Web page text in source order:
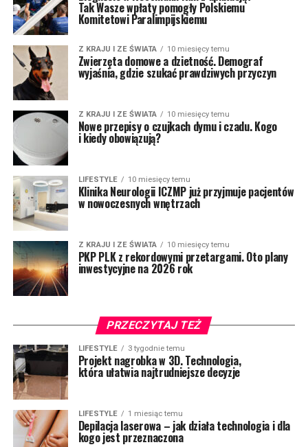
Tak Wasze wpłaty pomogły Polskiemu
Komitetowi Paralimpijskiemu
Z KRAJU I ZE ŚWIATA 10 miesięcy temu
Zwierzęta domowe a dzietność. Demograf
wyjaśnia, gdzie szukać prawdziwych przyczyn
Z KRAJU I ZE ŚWIATA 10 miesięcy temu
Nowe przepisy o czujkach dymu i czadu. Kogo
i kiedy obowiązują?
LIFESTYLE 10 miesięcy temu
Klinika Neurologii ICZMP już przyjmuje pacjentów
w nowoczesnych wnętrzach
Z KRAJU I ZE ŚWIATA 10 miesięcy temu
PKP PLK z rekordowymi przetargami. Oto plany
inwestycyjne na 2026 rok
PRZECZYTAJ TEŻ
LIFESTYLE 3 tygodnie temu
Projekt nagrobka w 3D. Technologia,
która ułatwia najtrudniejsze decyzje
LIFESTYLE 1 miesiąc temu
Depilacja laserowa – jak działa technologia i dla
kogo jest przeznaczona